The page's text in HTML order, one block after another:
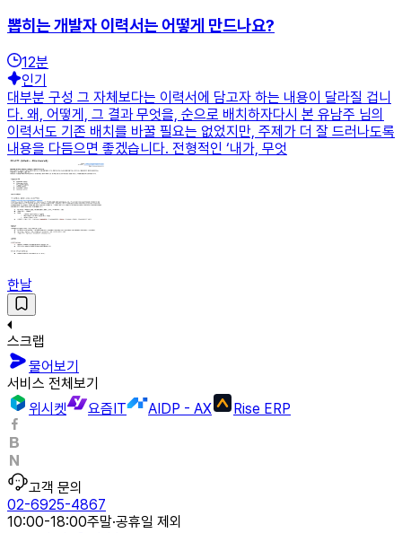
뽑히는 개발자 이력서는 어떻게 만드나요?
12분
인기
대부분 구성 그 자체보다는 이력서에 담고자 하는 내용이 달라질 겁니
다. 왜, 어떻게, 그 결과 무엇을, 순으로 배치하자다시 본 유남주 님의
이력서도 기존 배치를 바꿀 필요는 없었지만, 주제가 더 잘 드러나도록
내용을 다듬으면 좋겠습니다. 전형적인 ‘내가, 무엇
한날
스크랩
물어보기
서비스 전체보기
위시켓
요즘IT AIDP - AX Rise ERP
고객 문의
02-6925-4867
10:00-18:00주말·공휴일 제외